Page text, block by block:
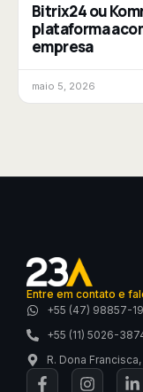
Bitrix24 ou
plataforma
empresa
maio 5, 2026
Entre em contato e
+55 (47) 98857-
+55 (11) 5026-
R. Dona